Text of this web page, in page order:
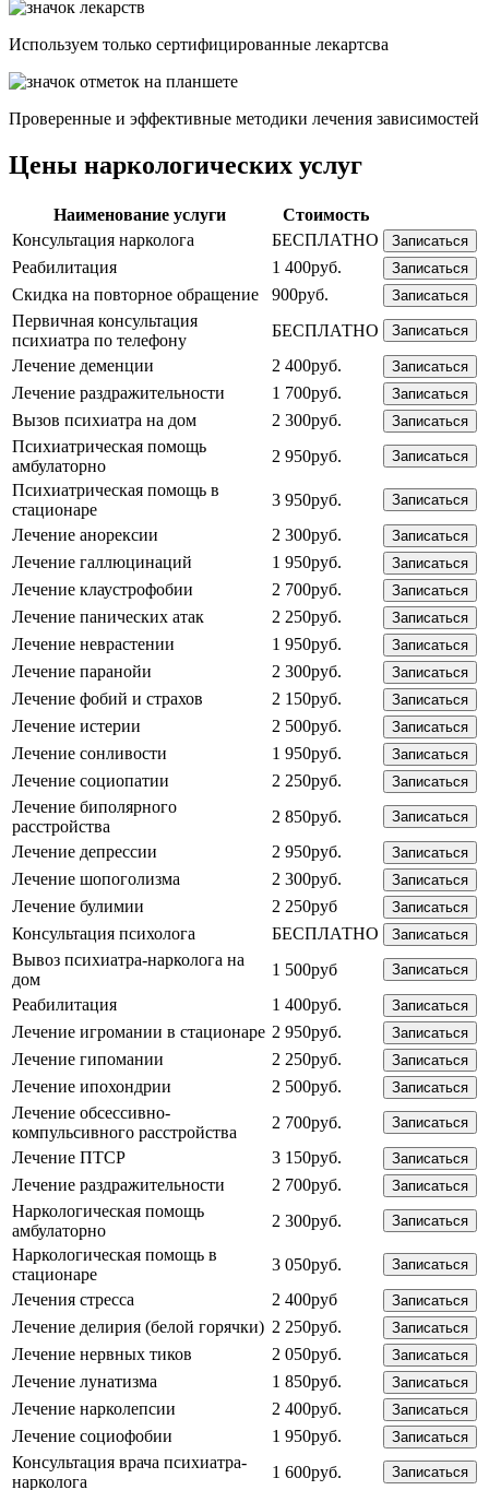
Используем только сертифицированные лекартсва
Проверенные и эффективные методики лечения зависимостей
Цены наркологических услуг
Наименование услуги
Стоимость
Консультация нарколога
БЕСПЛАТНО Записаться
Реабилитация 1 400руб. Записаться
Скидка на повторное обращение 900руб. Записаться
Первичная консультация
психиатра по телефону
БЕСПЛАТНО Записаться
Лечение деменции 2 400руб. Записаться
Лечение раздражительности 1 700руб. Записаться
Вызов психиатра на дом 2 300руб. Записаться
Психиатрическая помощь
амбулаторно
2 950руб. Записаться
Психиатрическая помощь в
стационаре
3 950руб. Записаться
Лечение анорексии 2 300руб. Записаться
Лечение галлюцинаций 1 950руб. Записаться
Лечение клаустрофобии 2 700руб. Записаться
Лечение панических атак 2 250руб. Записаться
Лечение неврастении 1 950руб. Записаться
Лечение паранойи 2 300руб. Записаться
Лечение фобий и страхов 2 150руб. Записаться
Лечение истерии 2 500руб. Записаться
Лечение сонливости 1 950руб. Записаться
Лечение социопатии 2 250руб. Записаться
Лечение биполярного
расстройства
2 850руб. Записаться
Лечение депрессии 2 950руб. Записаться
Лечение шопоголизма 2 300руб. Записаться
Лечение булимии 2 250руб Записаться
Консультация психолога БЕСПЛАТНО Записаться
Вывоз психиатра-нарколога на
дом
1 500руб Записаться
Реабилитация 1 400руб. Записаться
Лечение игромании в стационаре 2 950руб. Записаться
Лечение гипомании 2 250руб. Записаться
Лечение ипохондрии 2 500руб. Записаться
Лечение обсессивно-
компульсивного расстройства
2 700руб. Записаться
Лечение ПТСР 3 150руб. Записаться
Лечение раздражительности 2 700руб. Записаться
Наркологическая помощь
амбулаторно
2 300руб. Записаться
Наркологическая помощь в
стационаре
3 050руб. Записаться
Лечения стресса 2 400руб Записаться
Лечение делирия (белой горячки) 2 250руб. Записаться
Лечение нервных тиков 2 050руб. Записаться
Лечение лунатизма 1 850руб. Записаться
Лечение нарколепсии 2 400руб. Записаться
Лечение социофобии 1 950руб. Записаться
Консультация врача психиатра-
нарколога
1 600руб. Записаться